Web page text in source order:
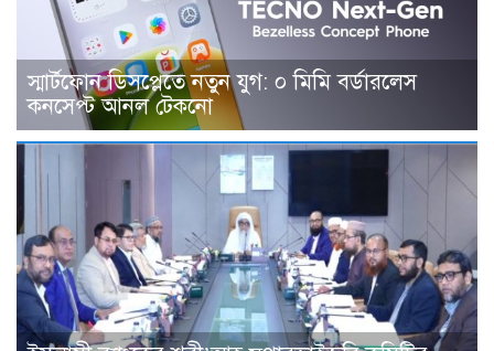
স্মার্টফোন ডিসপ্লেতে নতুন যুগ: ০ মিমি বর্ডারলেস
কনসেপ্ট আনল টেকনো